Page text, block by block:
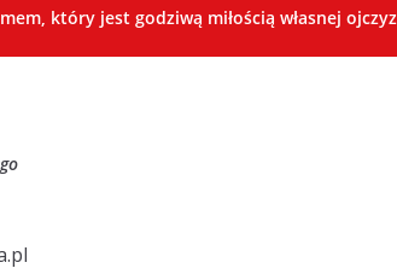
który jest godziwą miłością własnej